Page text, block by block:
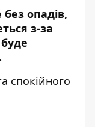
опадів,
з-за
спокійного